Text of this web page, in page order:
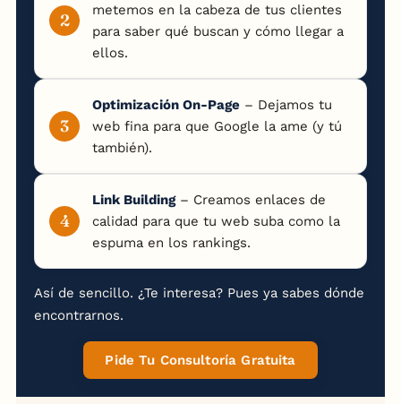
metemos en la cabeza de tus clientes
para saber qué buscan y cómo llegar a
ellos.
Optimización On-Page – Dejamos tu
web fina para que Google la ame (y tú
también).
Link Building– Creamos enlaces de
calidad para que tu web suba como la
espuma en los rankings.
Así de sencillo. ¿Te interesa? Pues ya sabes dónde
encontrarnos.
Pide Tu Consultoría Gratuita